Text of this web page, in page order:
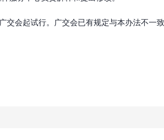
交会起试行。广交会已有规定与本办法不一